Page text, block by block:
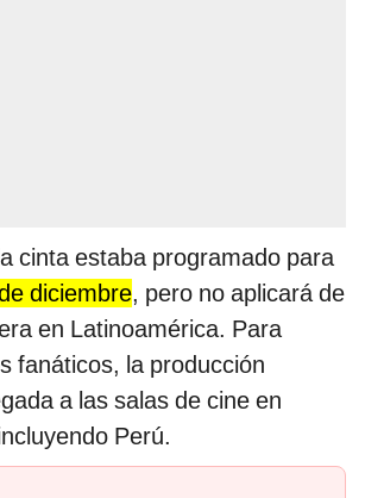
cinta estaba programado para
diciembre, pero no aplicará de
en Latinoamérica. Para
fanáticos, la producción
a las salas de cine en
Perú.